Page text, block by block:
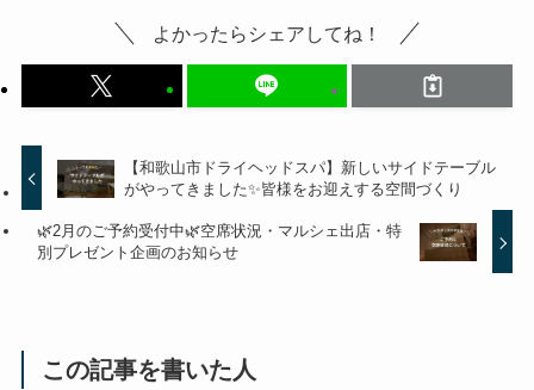
よかったらシェアしてね！
【和歌山市ドライヘッドスパ】新しいサイドテーブル
がやってきました✨皆様をお迎えする空間づくり
🌿2月のご予約受付中🌿空席状況・マルシェ出店・特
別プレゼント企画のお知らせ
この記事を書いた人